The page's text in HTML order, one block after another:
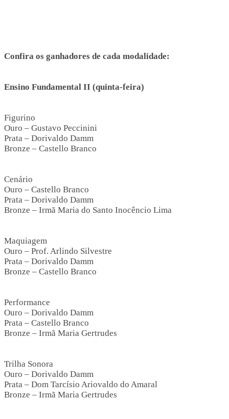
Confira os ganhadores de cada modalidade:
Ensino Fundamental II (quinta-feira)
Figurino
Ouro – Gustavo Peccinini
Prata – Dorivaldo Damm
Bronze – Castello Branco
Cenário
Ouro – Castello Branco
Prata – Dorivaldo Damm
Bronze – Irmã Maria do Santo Inocêncio Lima
Maquiagem
Ouro – Prof. Arlindo Silvestre
Prata – Dorivaldo Damm
Bronze – Castello Branco
Performance
Ouro – Dorivaldo Damm
Prata – Castello Branco
Bronze – Irmã Maria Gertrudes
Trilha Sonora
Ouro – Dorivaldo Damm
Prata – Dom Tarcísio Ariovaldo do Amaral
Bronze – Irmã Maria Gertrudes